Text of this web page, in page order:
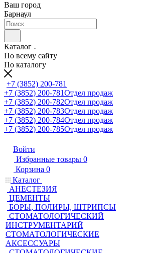
Ваш город
Барнаул
Каталог
По всему сайту
По каталогу
+7 (3852) 200-781
+7 (3852) 200-781Отдел продаж
+7 (3852) 200-782Отдел продаж
+7 (3852) 200-783Отдел продаж
+7 (3852) 200-784Отдел продаж
+7 (3852) 200-785Отдел продаж
Войти
Избранные товары 0
Корзина 0
Каталог
АНЕСТЕЗИЯ
ЦЕМЕНТЫ
БОРЫ, ПОЛИРЫ, ШТРИПСЫ
СТОМАТОЛОГИЧЕСКИЙ
ИНСТРУМЕНТАРИЙ
СТОМАТОЛОГИЧЕСКИЕ
АКСЕССУАРЫ